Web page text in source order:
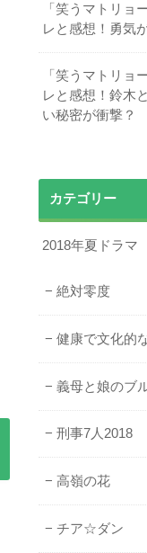
「笑うマトリョ
レと感想！勇気
「笑うマトリョ
レと感想！鈴木
い秘密が衝撃？
カテゴリー
2018年夏ドラマ
絶対零度
健康で文化的
義母と娘のブ
刑事7人2018
高嶺の花
チア☆ダン